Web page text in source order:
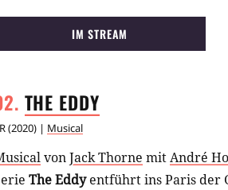
IM STREAM
THE EDDY
(2020) | Musical
vonJack Thorne mitAndré
The Eddyentführt ins Paris der